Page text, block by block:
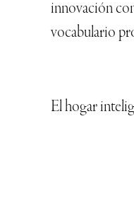
innovación
vocabulario
El hogar